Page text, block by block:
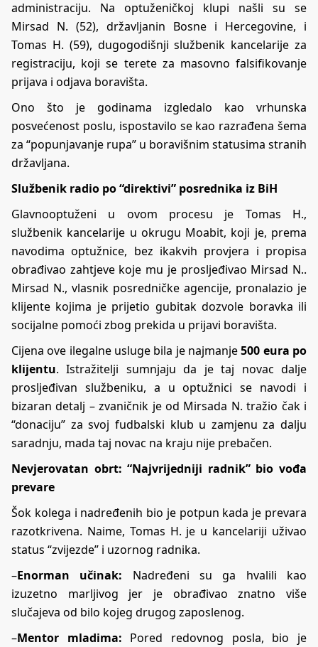
administraciju. Na optuženičkoj klupi našli su se
Mirsad N. (52), državljanin Bosne i Hercegovine, i
Tomas H. (59), dugogodišnji službenik kancelarije za
registraciju, koji se terete za masovno falsifikovanje
prijava i odjava boravišta.
Ono što je godinama izgledalo kao vrhunska
posvećenost poslu, ispostavilo se kao razrađena šema
za “popunjavanje rupa” u boravišnim statusima stranih
državljana.
Službenik radio po “direktivi” posrednika iz BiH
Glavnooptuženi u ovom procesu je Tomas H.,
službenik kancelarije u okrugu Moabit, koji je, prema
navodima optužnice, bez ikakvih provjera i propisa
obrađivao zahtjeve koje mu je prosljeđivao Mirsad N..
Mirsad N., vlasnik posredničke agencije, pronalazio je
klijente kojima je prijetio gubitak dozvole boravka ili
socijalne pomoći zbog prekida u prijavi boravišta.
Cijena ove ilegalne usluge bila je najmanje500 eura po
klijentu. Istražitelji sumnjaju da je taj novac dalje
prosljeđivan službeniku, a u optužnici se navodi i
bizaran detalj – zvaničnik je od Mirsada N. tražio čak i
“donaciju” za svoj fudbalski klub u zamjenu za dalju
saradnju, mada taj novac na kraju nije prebačen.
Nevjerovatan obrt: “Najvrijedniji radnik” bio vođa
prevare
Šok kolega i nadređenih bio je potpun kada je prevara
razotkrivena. Naime, Tomas H. je u kancelariji uživao
status “zvijezde” i uzornog radnika.
–Enorman učinak: Nadređeni su ga hvalili kao
izuzetno marljivog jer je obrađivao znatno više
slučajeva od bilo kojeg drugog zaposlenog.
–Mentor mladima: Pored redovnog posla, bio je